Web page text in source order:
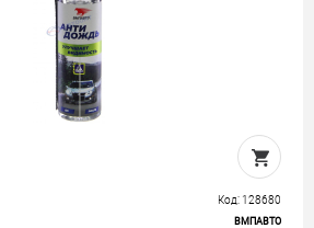
Код: 128680
ВМПАВТО